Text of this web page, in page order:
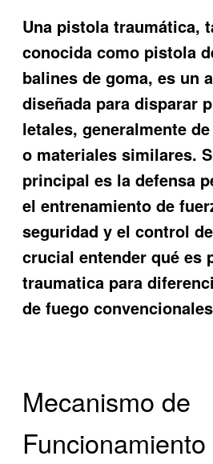
Una pistola traumática,
conocida como pistola
balines de goma, es un
diseñada para disparar
letales, generalmente
o materiales similares.
principal es la defensa
el entrenamiento de
seguridad y el control
crucial entender qué es
traumatica para
de fuego
Mecanismo de